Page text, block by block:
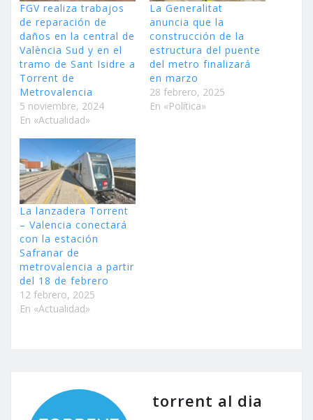
FGV realiza trabajos
de reparación de
daños en la central de
València Sud y en el
tramo de Sant Isidre a
Torrent de
Metrovalencia
5 noviembre, 2024
En «Actualidad»
La Generalitat
anuncia que la
construcción de la
estructura del puente
del metro finalizará
en marzo
28 febrero, 2025
En «Política»
La lanzadera Torrent
– Valencia conectará
con la estación
Safranar de
metrovalencia a partir
del 18 de febrero
12 febrero, 2025
En «Actualidad»
torrent al dia